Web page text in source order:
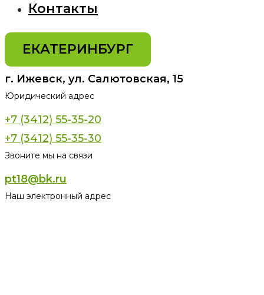
Контакты
ЕКАТЕРИНБУРГ
г. Ижевск, ул. Салютовская, 15
Юридический адрес
+7 (3412) 55-35-20
+7 (3412) 55-35-30
Звоните мы на связи
pt18@bk.ru
Наш электронный адрес